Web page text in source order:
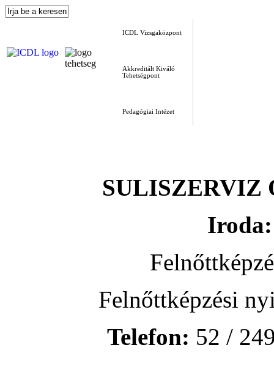
ICDL Vizsgaközpont
Akkreditált Kiváló
Tehetségpont
Pedagógiai Intézet
SULISZERVIZ
Iroda:
Felnőttképzési
Telefon: 52 /